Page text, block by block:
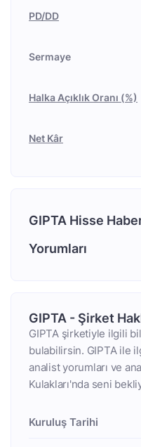
PD/DD
Sermaye
Halka Açıklık Oranı (%)
Net Kâr
GIPTA Hisse
Yorumları
GIPTA - Şirket
GIPTA şirketiyle ilgili
bulabilirsin. GIPTA ile
analist yorumları ve
Kulakları'nda seni
Kuruluş Tarihi